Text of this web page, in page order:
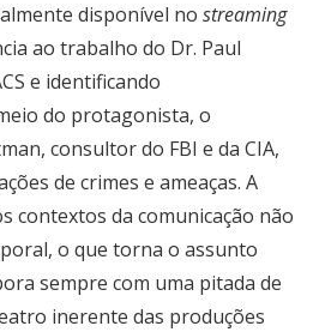
disponível no streaming
ao trabalho do Dr. Paul
e identificando
do protagonista, o
consultor do FBI e da CIA,
de crimes e ameaças. A
contextos da comunicação não
o que torna o assunto
sempre com uma pitada de
inerente das produções